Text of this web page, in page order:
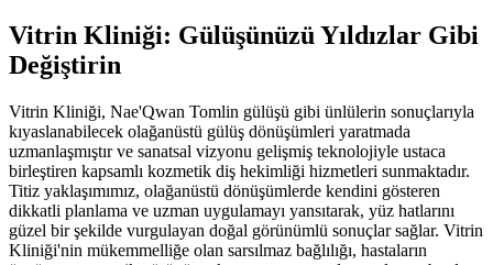
Vitrin Kliniği: Gülüşünüzü Yıldızlar Gibi
Değiştirin
Vitrin Kliniği, Nae'Qwan Tomlin gülüşü gibi ünlülerin sonuçlarıyla
kıyaslanabilecek olağanüstü gülüş dönüşümleri yaratmada
uzmanlaşmıştır ve sanatsal vizyonu gelişmiş teknolojiyle ustaca
birleştiren kapsamlı kozmetik diş hekimliği hizmetleri sunmaktadır.
Titiz yaklaşımımız, olağanüstü dönüşümlerde kendini gösteren
dikkatli planlama ve uzman uygulamayı yansıtarak, yüz hatlarını
güzel bir şekilde vurgulayan doğal görünümlü sonuçlar sağlar. Vitrin
Kliniği'nin mükemmelliğe olan sarsılmaz bağlılığı, hastaların